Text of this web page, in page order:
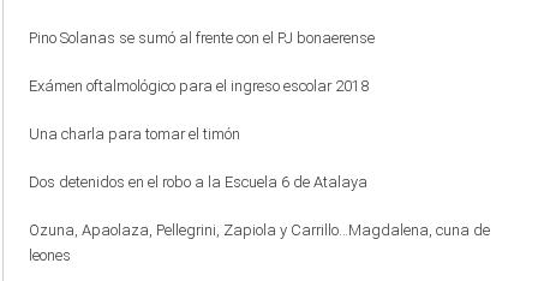
Pino Solanas se sumó al frente con el PJ bonaerense
Exámen oftalmológico para el ingreso escolar 2018
Una charla para tomar el timón
Dos detenidos en el robo a la Escuela 6 de Atalaya
Ozuna, Apaolaza, Pellegrini, Zapiola y Carrillo…Magdalena, cuna de
leones